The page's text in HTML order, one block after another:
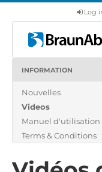
Log
Produits
Nous
Trouver un
INFORMATION
Nouvelles
Videos
Manuel d'utilisation
Terms & Conditions